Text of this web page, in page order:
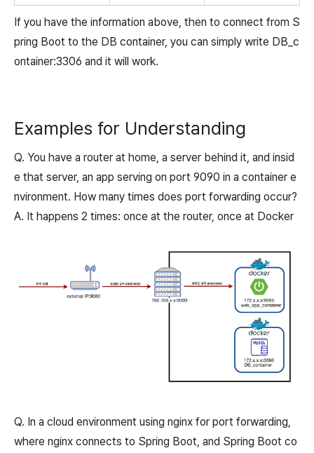
If you have the information above, then to connect from S
pring Boot to the DB container, you can simply write DB_c
ontainer:3306 and it will work.
Examples for Understanding
Q. You have a router at home, a server behind it, and insid
e that server, an app serving on port 9090 in a container e
nvironment. How many times does port forwarding occur?
A. It happens 2 times: once at the router, once at Docker
Q. In a cloud environment using nginx for port forwarding,
where nginx connects to Spring Boot, and Spring Boot co